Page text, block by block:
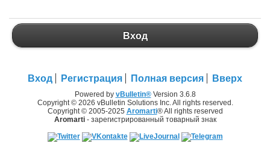
Вход
Вход Регистрация Полная версия Вверх
Powered by vBulletin®Version 3.6.8
Copyright © 2026 vBulletin Solutions Inc. All rights reserved.
Copyright © 2005-2025 Aromarti® All rights reserved
Aromarti- зарегистрированный товарный знак